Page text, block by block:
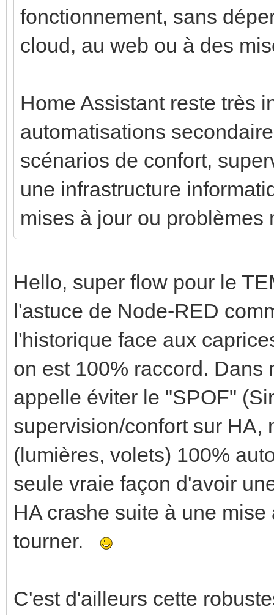
fonctionnement, sans
cloud, au web ou à des
Home Assistant reste très
automatisations
scénarios de confort,
une infrastructure
mises à jour ou problèmes
Hello, super flow pour le
l'astuce de Node-RED
l'historique face aux
on est 100% raccord. Dans
appelle éviter le "SPOF"
supervision/confort sur
(lumières, volets) 100%
seule vraie façon d'avoir
HA crashe suite à une
tourner.
C'est d'ailleurs cette